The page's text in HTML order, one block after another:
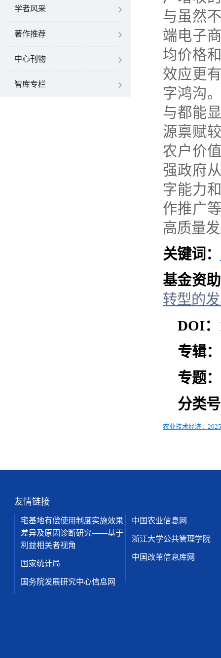
学者风采
著作推荐
中心刊物
智库专栏
与虽然
端电子
均价格
效应更
字鸿沟
与都能
源禀赋
农户价
强政府
字能力
作推广
高质量
关键词：
基金资
转型的
DOI：
专辑：
专题：
分类
农业技术经济
友情链接
宅基地有偿使用制度实施效果
差异及原因诊断研究——基于
利益相关者视角
国家统计局
国务院发展研究中心信息网
中国农业信息网
浙江大学公共管理学院
中国改革信息库网